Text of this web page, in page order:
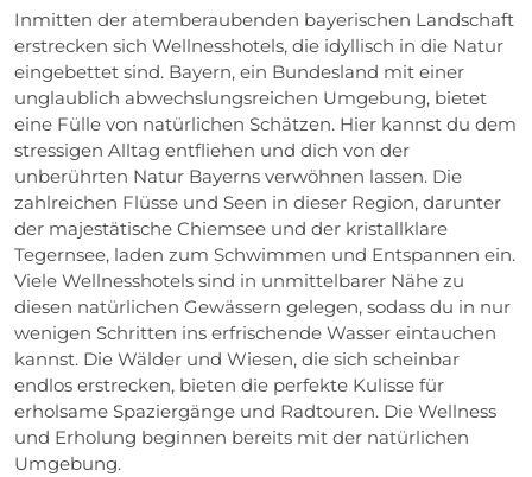
Inmitten der atemberaubenden bayerischen Landschaft
erstrecken sich Wellnesshotels, die idyllisch in die Natur
eingebettet sind. Bayern, ein Bundesland mit einer
unglaublich abwechslungsreichen Umgebung, bietet
eine Fülle von natürlichen Schätzen. Hier kannst du dem
stressigen Alltag entfliehen und dich von der
unberührten Natur Bayerns verwöhnen lassen. Die
zahlreichen Flüsse und Seen in dieser Region, darunter
der majestätische Chiemsee und der kristallklare
Tegernsee, laden zum Schwimmen und Entspannen ein.
Viele Wellnesshotels sind in unmittelbarer Nähe zu
diesen natürlichen Gewässern gelegen, sodass du in nur
wenigen Schritten ins erfrischende Wasser eintauchen
kannst. Die Wälder und Wiesen, die sich scheinbar
endlos erstrecken, bieten die perfekte Kulisse für
erholsame Spaziergänge und Radtouren. Die Wellness
und Erholung beginnen bereits mit der natürlichen
Umgebung.